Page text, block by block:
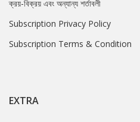
ক্রয়-বিক্রয় এবং অন্যান্য শর্তাবলী
Subscription Privacy Policy
Subscription Terms & Condition
EXTRA